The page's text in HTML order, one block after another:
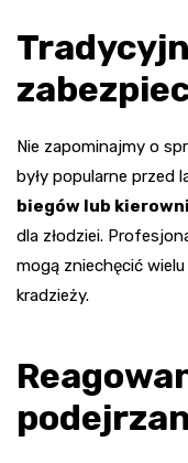
Nie zapominajmy o
były popularne przed
biegów lub
dla złodziei.
mogą zniechęcić
kradzieży.